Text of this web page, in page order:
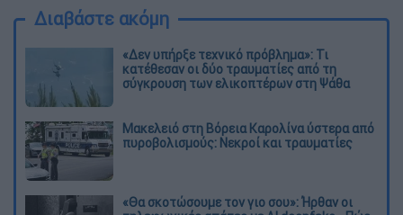
Διαβάστε ακόμη
«Δεν υπήρξε τεχνικό πρόβλημα»: Τι
κατέθεσαν οι δύο τραυματίες από τη
σύγκρουση των ελικοπτέρων στη Ψάθα
Μακελειό στη Βόρεια Καρολίνα ύστερα από
πυροβολισμούς: Νεκροί και τραυματίες
«Θα σκοτώσουμε τον γιο σου»: Ήρθαν οι